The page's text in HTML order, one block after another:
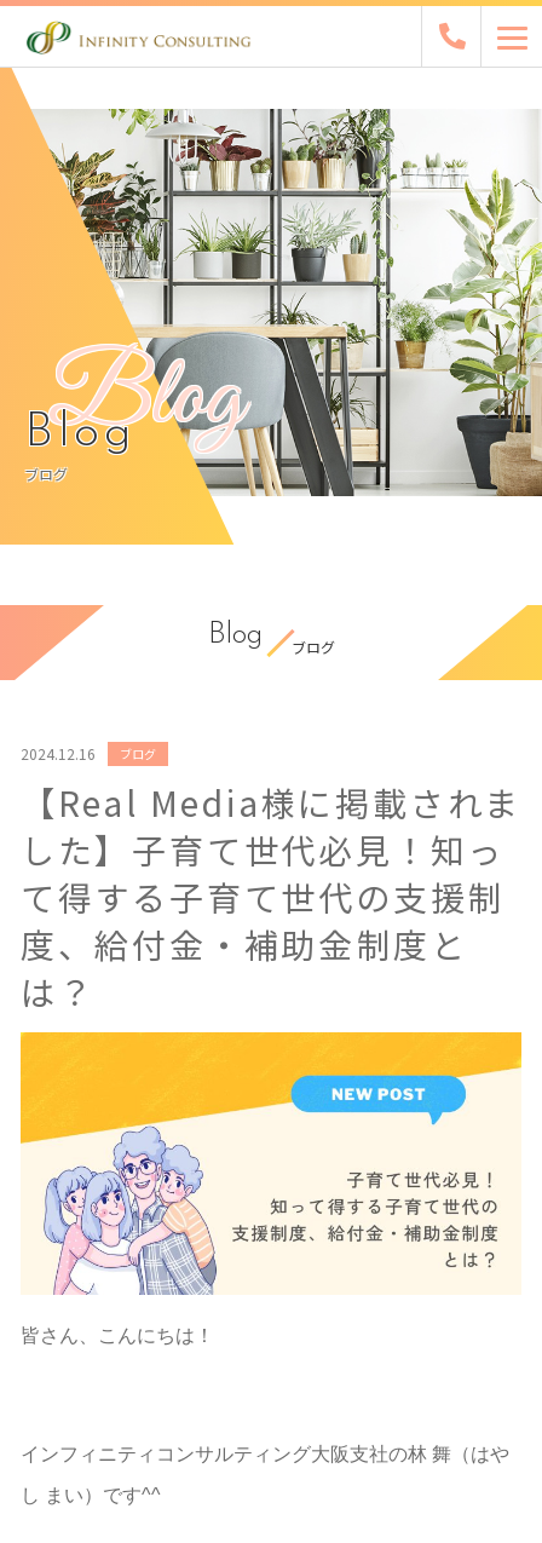
Blog
Blog
ブログ
Blog
ブログ
2024.12.16 ブログ
【Real Media様に掲載されま
した】子育て世代必見！知っ
て得する子育て世代の支援制
度、給付金・補助金制度と
は？
皆さん、こんにちは！
インフィニティコンサルティング大阪支社の林 舞（はや
し まい）です^^